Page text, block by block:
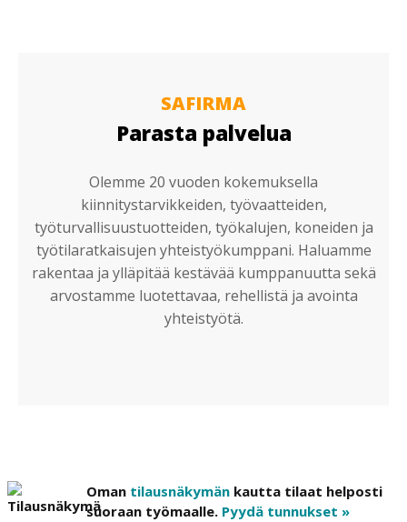
SAFIRMA
Parasta palvelua
Olemme 20 vuoden kokemuksella
kiinnitystarvikkeiden, työvaatteiden,
työturvallisuustuotteiden, työkalujen, koneiden ja
työtilaratkaisujen yhteistyökumppani. Haluamme
rakentaa ja ylläpitää kestävää kumppanuutta sekä
arvostamme luotettavaa, rehellistä ja avointa
yhteistyötä.
Oman tilausnäkymän kautta tilaat helposti
suoraan työmaalle. Pyydä tunnukset »